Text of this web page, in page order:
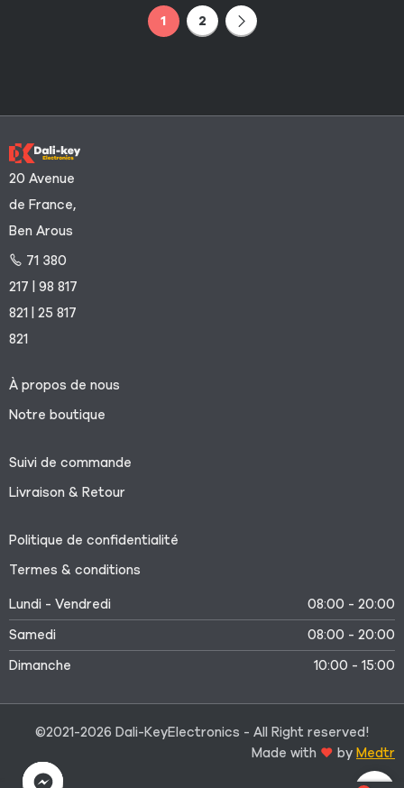
1 2
20 Avenue
de France,
Ben Arous
71 380
217 | 98 817
821 | 25 817
821
À propos de nous
Notre boutique
Suivi de commande
Livraison & Retour
Politique de confidentialité
Termes & conditions
Lundi - Vendredi
08:00 - 20:00
Samedi
08:00 - 20:00
Dimanche
10:00 - 15:00
©2021-2026 Dali-KeyElectronics - All Right reserved!
Made with
by Medtr